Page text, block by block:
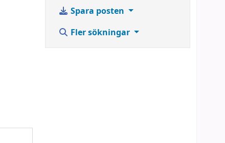
Spara posten
Fler sökningar